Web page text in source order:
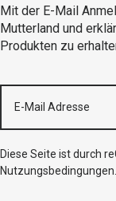
Mit der E-Mail
Mutterland und
Produkten zu
Diese Seite ist durch
Nutzungsbedingungen